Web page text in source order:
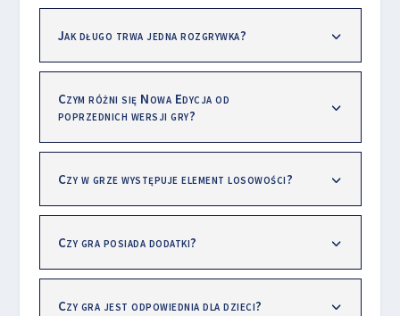
Jak długo trwa jedna rozgrywka?
Czym różni się Nowa Edycja od
poprzednich wersji gry?
Czy w grze występuje element losowości?
Czy gra posiada dodatki?
Czy gra jest odpowiednia dla dzieci?